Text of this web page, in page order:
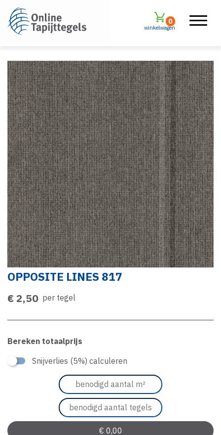
winkelwagen
0
OPPOSITE LINES 817
€ 2,50 per tegel
Bereken totaalprijs
Snijverlies (5%) calculeren